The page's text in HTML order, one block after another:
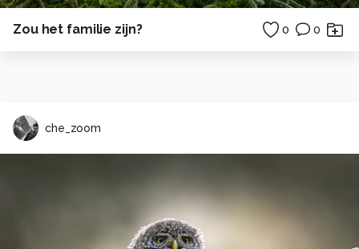
Zou het familie zijn? 0 0
che_zoom